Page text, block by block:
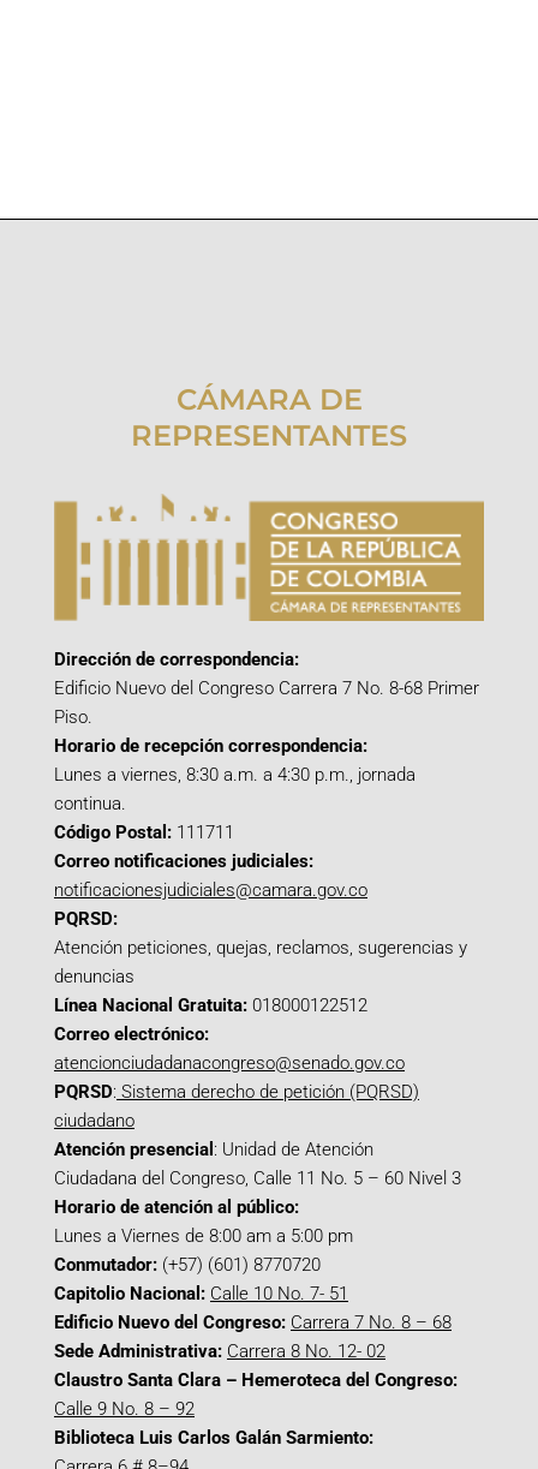
CÁMARA DE
REPRESENTANTES
Dirección de correspondencia:
Edificio Nuevo del Congreso Carrera 7 No. 8-68 Primer
Piso.
Horario de recepción correspondencia:
Lunes a viernes, 8:30 a.m. a 4:30 p.m., jornada
continua.
Código Postal: 111711
Correo notificaciones judiciales:
notificacionesjudiciales@camara.gov.co
PQRSD:
Atención peticiones, quejas, reclamos, sugerencias y
denuncias
Línea Nacional Gratuita: 018000122512
Correo electrónico:
atencionciudadanacongreso@senado.gov.co
PQRSD: Sistema derecho de petición (PQRSD)
ciudadano
Atención presencial : Unidad de Atención
Ciudadana del Congreso, Calle 11 No. 5 – 60 Nivel 3
Horario de atención al público:
Lunes a Viernes de 8:00 am a 5:00 pm
Conmutador: (+57) (601) 8770720
Capitolio Nacional: Calle 10 No. 7- 51
Edificio Nuevo del Congreso: Carrera 7 No. 8 – 68
Sede Administrativa: Carrera 8 No. 12- 02
Claustro Santa Clara – Hemeroteca del Congreso:
Calle 9 No. 8 – 92
Biblioteca Luis Carlos Galán Sarmiento: